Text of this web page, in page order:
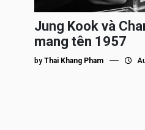
Jung Kook và
mang tên 1957
by Thai Khang Pham